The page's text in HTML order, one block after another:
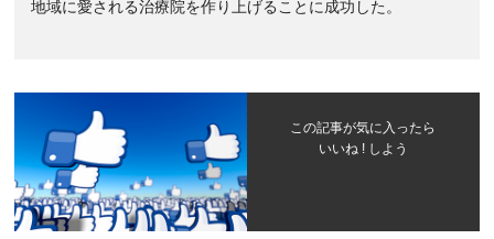
地域に愛される治療院を作り上げることに成功した。
この記事が気に入ったら
いいね ! しよう